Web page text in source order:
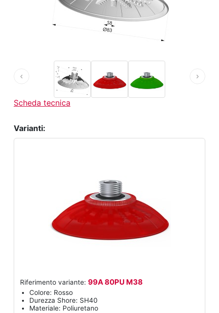
‹ ›
Scheda tecnica
Varianti:
Riferimento variante: 99A 80PU M38
Colore: Rosso
Durezza Shore: SH40
Materiale: Poliuretano